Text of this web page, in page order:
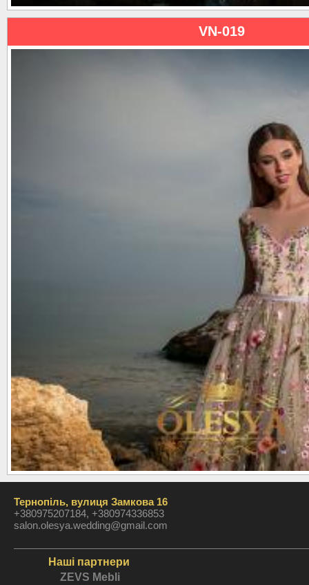
VN-019
Тернопіль, вулиця Замкова 16
+380975207184, +380974336853
salon.olesya.wedding@gmail.com
Наші партнери
ZEVS Mebli